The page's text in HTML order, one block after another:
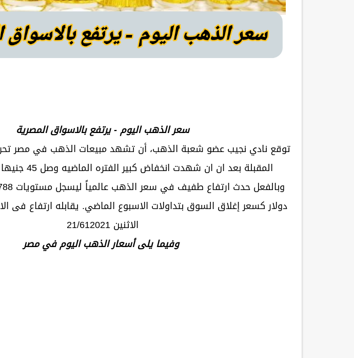
سعر الذهب اليوم - يرتفع بالاسواق المصرية
توقع نادي نجيب عضو شعبة الذهب، أن تشهد مبيعات الذهب في مصر تحركا
المقبلة بعد ان ان شهدت انخفاض كبير الفتره الماضيه وصل 45 جنيها تقريبا لعدة ايام.
دولار كسعر إغلاق السوق بتداولات الاسبوع الماضي. يقابله ارتفاع فى
الاثنين 21/612021
وفيما يلى أسعار الذهب اليوم في مصر